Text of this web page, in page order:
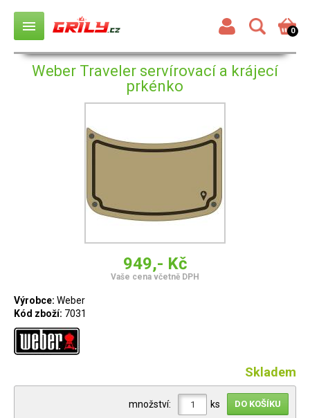
0
menu
Weber Traveler servírovací a krájecí
prkénko
949,- Kč
Vaše cena včetně DPH
Výrobce: Weber
Kód zboží: 7031
Skladem
množství: ks